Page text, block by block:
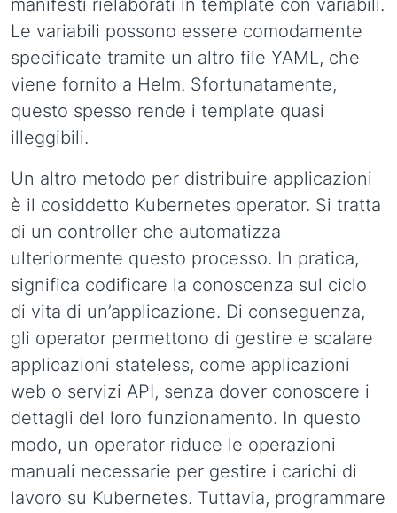
manifesti rielaborati in template con variabili.
Le variabili possono essere comodamente
specificate tramite un altro file YAML, che
viene fornito a Helm. Sfortunatamente,
questo spesso rende i template quasi
illeggibili.
Un altro metodo per distribuire applicazioni
è il cosiddetto Kubernetes operator. Si tratta
di un controller che automatizza
ulteriormente questo processo. In pratica,
significa codificare la conoscenza sul ciclo
di vita di un’applicazione. Di conseguenza,
gli operator permettono di gestire e scalare
applicazioni stateless, come applicazioni
web o servizi API, senza dover conoscere i
dettagli del loro funzionamento. In questo
modo, un operator riduce le operazioni
manuali necessarie per gestire i carichi di
lavoro su Kubernetes. Tuttavia, programmare